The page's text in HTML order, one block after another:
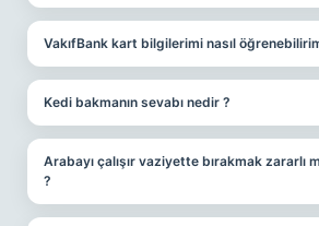
VakıfBank kart bilgilerimi nasıl
Kedi bakmanın sevabı nedir ?
Arabayı çalışır vaziyette bırakmak zararlı
?